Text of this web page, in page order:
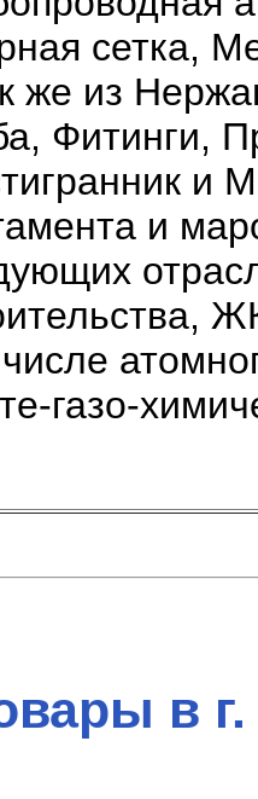
сетка,
же из
Фитинги,
и
и
газо-
в